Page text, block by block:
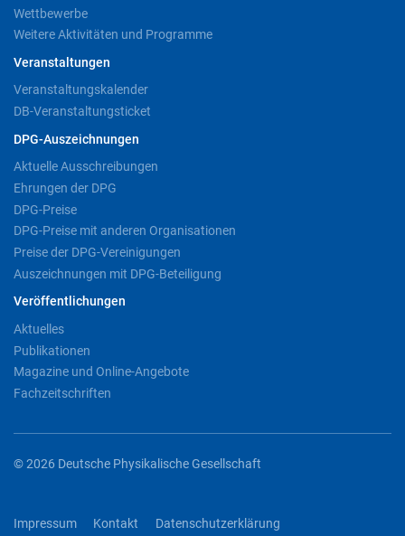
Wettbewerbe
Weitere Aktivitäten und Programme
Veranstaltungen
Veranstaltungskalender
DB-Veranstaltungsticket
DPG-Auszeichnungen
Aktuelle Ausschreibungen
Ehrungen der DPG
DPG-Preise
DPG-Preise mit anderen Organisationen
Preise der DPG-Vereinigungen
Auszeichnungen mit DPG-Beteiligung
Veröffentlichungen
Aktuelles
Publikationen
Magazine und Online-Angebote
Fachzeitschriften
© 2026 Deutsche Physikalische Gesellschaft
Impressum Kontakt Datenschutzerklärung